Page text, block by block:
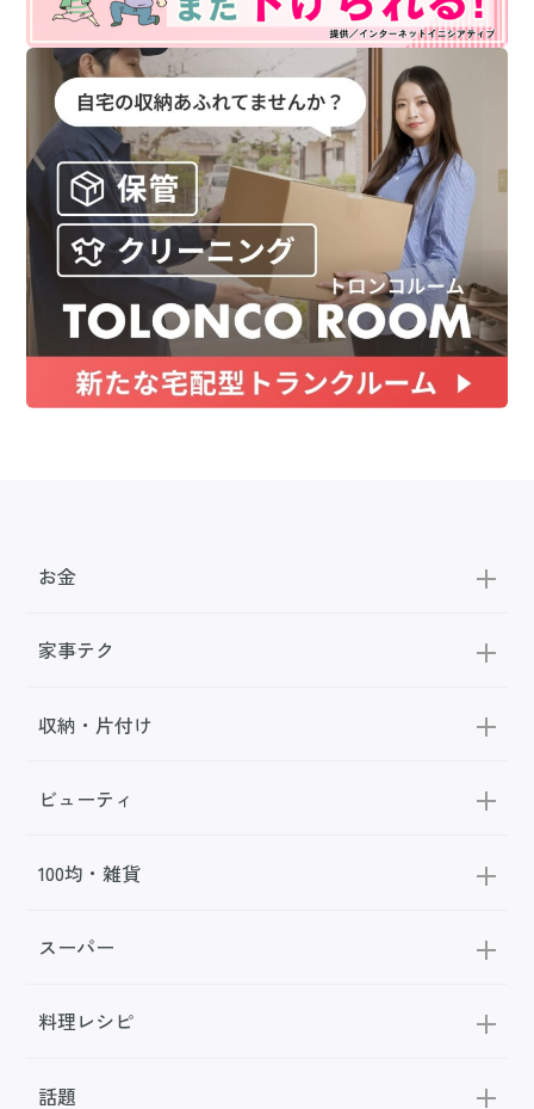
お金
家事テク
収納・片付け
ビューティ
100均・雑貨
スーパー
料理レシピ
話題